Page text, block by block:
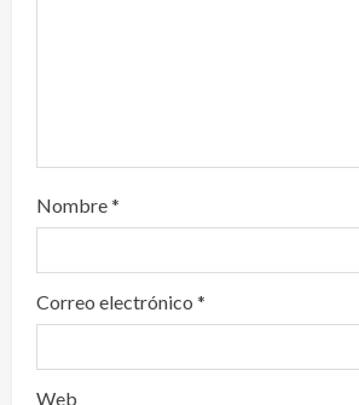
Nombre*
Correo electrónico *
Web